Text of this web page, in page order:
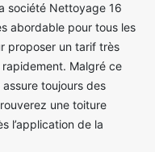
société Nettoyage 16
abordable pour tous les
proposer un tarif très
Malgré ce
toujours des
une toiture
l’application de la